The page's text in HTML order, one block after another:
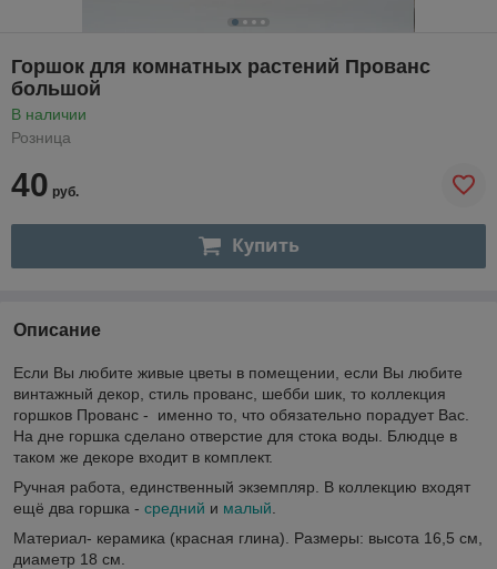
Горшок для комнатных растений Прованс
большой
В наличии
Розница
40 руб.
Купить
Описание
Если Вы любите живые цветы в помещении, если Вы любите
винтажный декор, стиль прованс, шебби шик, то коллекция
горшков Прованс - именно то, что обязательно порадует Вас.
На дне горшка сделано отверстие для стока воды. Блюдце в
таком же декоре входит в комплект.
Ручная работа, единственный экземпляр. В коллекцию входят
ещё два горшка - средний и малый
Материал- керамика (красная глина). Размеры: высота 16,5 см,
диаметр 18 см.